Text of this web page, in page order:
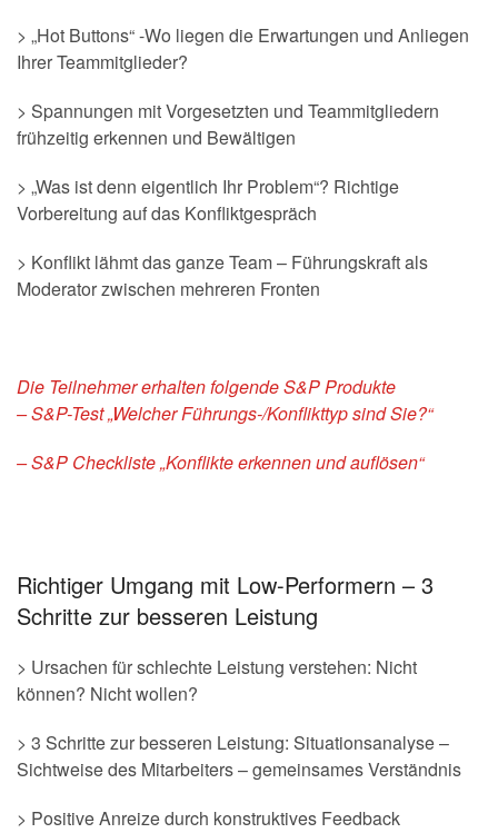
> „Hot Buttons“ -Wo liegen die Erwartungen und Anliegen
Ihrer Teammitglieder?
> Spannungen mit Vorgesetzten und Teammitgliedern
frühzeitig erkennen und Bewältigen
> „Was ist denn eigentlich Ihr Problem“? Richtige
Vorbereitung auf das Konfliktgespräch
> Konflikt lähmt das ganze Team – Führungskraft als
Moderator zwischen mehreren Fronten
Die Teilnehmer erhalten folgende S&P Produkte
– S&P-Test „Welcher Führungs-/Konflikttyp sind Sie?“
– S&P Checkliste „Konflikte erkennen und auflösen“
Richtiger Umgang mit Low-Performern – 3
Schritte zur besseren Leistung
> Ursachen für schlechte Leistung verstehen: Nicht
können? Nicht wollen?
> 3 Schritte zur besseren Leistung: Situationsanalyse –
Sichtweise des Mitarbeiters – gemeinsames Verständnis
> Positive Anreize durch konstruktives Feedback